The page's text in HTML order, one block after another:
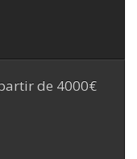
de 4000€